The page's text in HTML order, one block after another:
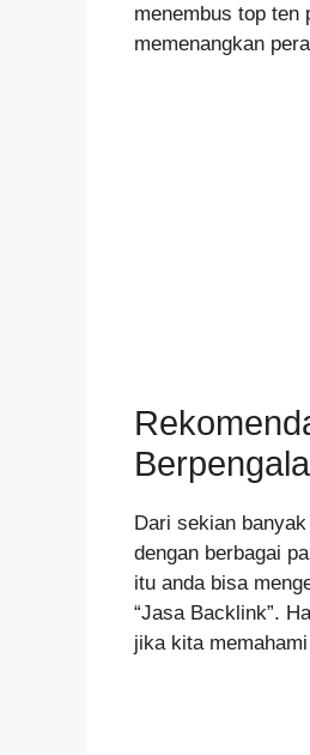
menembus top ten
memenangkan
Dari sekian
dengan berbagai
itu anda bisa
“Jasa Backlink”.
jika kita